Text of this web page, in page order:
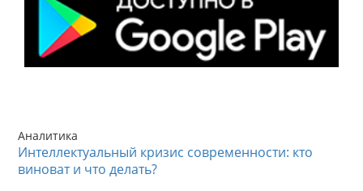
Аналитика
Интеллектуальный кризис современности: кто
виноват и что делать?